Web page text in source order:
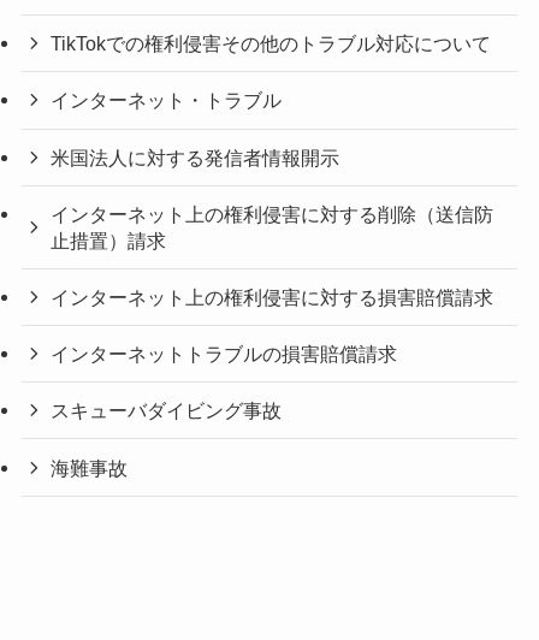
TikTokでの権利侵害その他のトラブル対応について
インターネット・トラブル
米国法人に対する発信者情報開示
インターネット上の権利侵害に対する削除（送信防
止措置）請求
インターネット上の権利侵害に対する損害賠償請求
インターネットトラブルの損害賠償請求
スキューバダイビング事故
海難事故